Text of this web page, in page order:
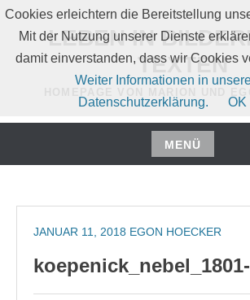
Zum
Inhalt
springen
LEBEN IN
TEXTEN
MENÜ
Zum
springen
JANUAR 11, 2018 EGON HOECKER
Cookies erleichtern die Bereitstellung
Mit der Nutzung unserer Dienste
damit einverstanden, dass wir Cookies
Weiter Informationen in
Datenschutzerklärung.
OK